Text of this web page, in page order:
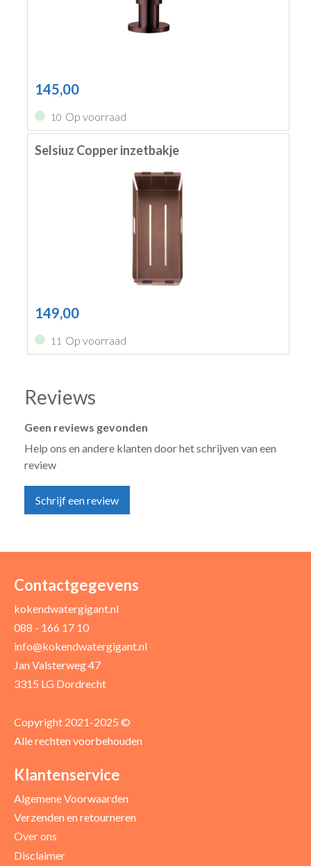
145,00
10 Op voorraad
Selsiuz Copper inzetbakje
149,00
11 Op voorraad
Reviews
Geen reviews gevonden
Help ons en andere klanten door het schrijven van een
review
Schrijf een review
Uw naam *
Uw recensie *
Contactgegevens
kokendwatergigant.nl
088 - 166 17 10
info@kokendwatergigant.nl
Jan Valsterweg 47
3315 LG Dordrecht
Copyright 2021-2025 ©
Alle rechten voorbehouden
Klantenservice
Algemene Voorwaarden
Verzenden en retourneren
Over ons
Disclaimer